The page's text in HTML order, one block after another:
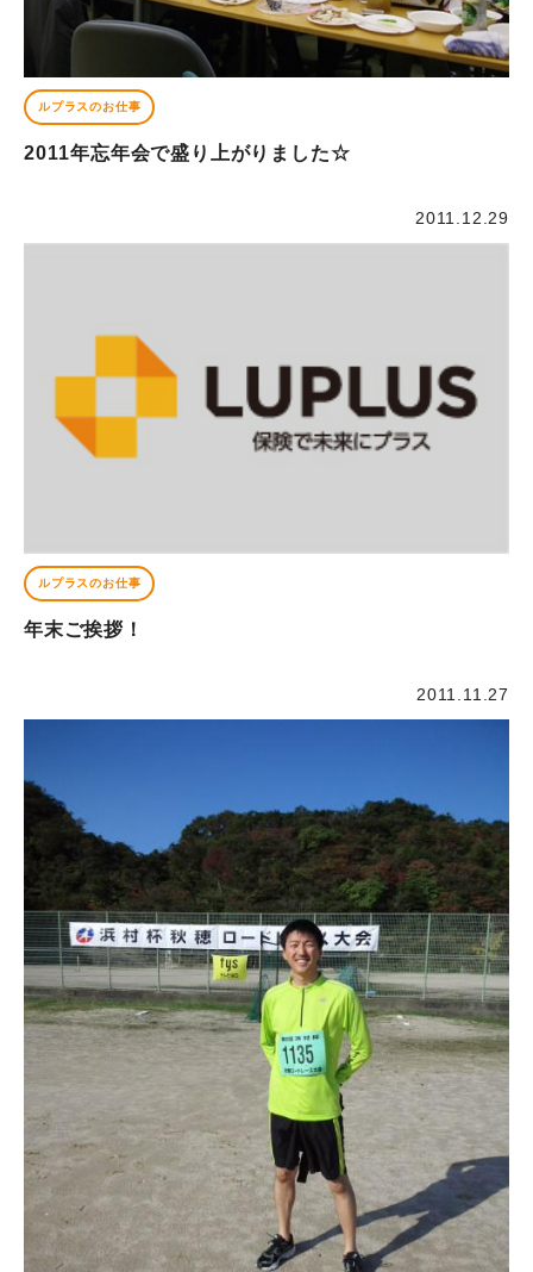
ルプラスのお仕事
2011年忘年会で盛り上がりました☆
2011.12.29
ルプラスのお仕事
年末ご挨拶！
2011.11.27